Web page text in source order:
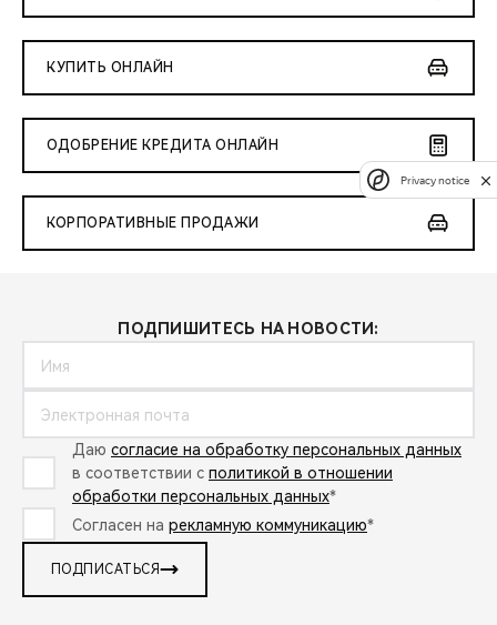
КУПИТЬ ОНЛАЙН
ОДОБРЕНИЕ КРЕДИТА ОНЛАЙН
КОРПОРАТИВНЫЕ ПРОДАЖИ
ПОДПИШИТЕСЬ НА НОВОСТИ:
Даю согласие на обработку персональных данных
в соответствии с политикой в отношении
обработки персональных данных*
Согласен на рекламную коммуникацию*
ПОДПИСАТЬСЯ
Privacy notice